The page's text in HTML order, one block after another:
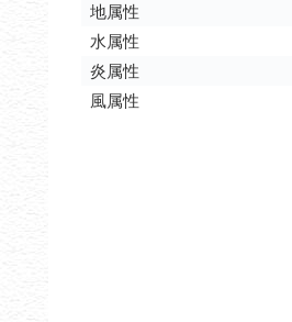
地属性
水属性
炎属性
風属性